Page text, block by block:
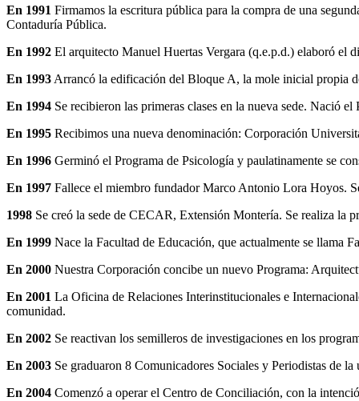
En 1991 Firmamos la escritura pública para la compra de una
Contaduría Pública.
En 1992 El arquitecto Manuel Huertas Vergara (q.e.p.d.) elaboró el
En 1993Arrancó la edificación del Bloque A, la mole inicial propia
En 1994 Se recibieron las primeras clases en la nueva sede. Nació
En 1995 Recibimos una nueva denominación: Corporación
En 1996 Germinó el Programa de Psicología y paulatinamente se
En 1997 Fallece el miembro fundador Marco Antonio Lora Hoyos.
1998 Se creó la sede de CECAR, Extensión Montería. Se realiza la
En 1999 Nace la Facultad de Educación, que actualmente se llama
En 2000 Nuestra Corporación concibe un nuevo Programa:
En 2001 La Oficina de Relaciones Interinstitucionales e
comunidad.
En 2002 Se reactivan los semilleros de investigaciones en los
En 2003 Se graduaron 8 Comunicadores Sociales y Periodistas de
En 2004 Comenzó a operar el Centro de Conciliación, con la